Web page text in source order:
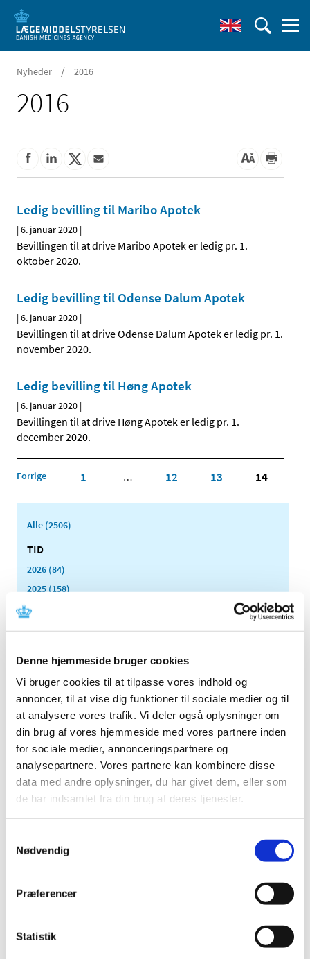
Denne hjemmeside bruger cookies
Vi bruger cookies til at tilpasse vores indhold og
annoncer, til at vise dig funktioner til sociale medier og til
at analysere vores trafik. Vi deler også oplysninger om
din brug af vores hjemmeside med vores partnere inden
for sociale medier, annonceringspartnere og
analysepartnere. Vores partnere kan kombinere disse
data med andre oplysninger, du har givet dem, eller som
de har indsamlet fra din brug af deres tjenester.
Nødvendig
Præferencer
Statistik
Nyheder / 2016
2016
Ledig bevilling til Maribo Apotek
|6. januar 2020 |
Bevillingen til at drive Maribo Apotek er ledig pr. 1.
oktober 2020.
Ledig bevilling til Odense Dalum Apotek
|6. januar 2020 |
Bevillingen til at drive Odense Dalum Apotek er ledig pr. 1.
november 2020.
Ledig bevilling til Høng Apotek
|6. januar 2020 |
Bevillingen til at drive Høng Apotek er ledig pr. 1.
december 2020.
Forrige 1 … 12 13 14
Alle (2506)
TID
2026 (84)
2025 (158)
2024 (224)
2021 (516)
2020 (263)
december (24)
november (33)
oktober (20)
august (17)
juli (11)
april (24)
2018 (150)